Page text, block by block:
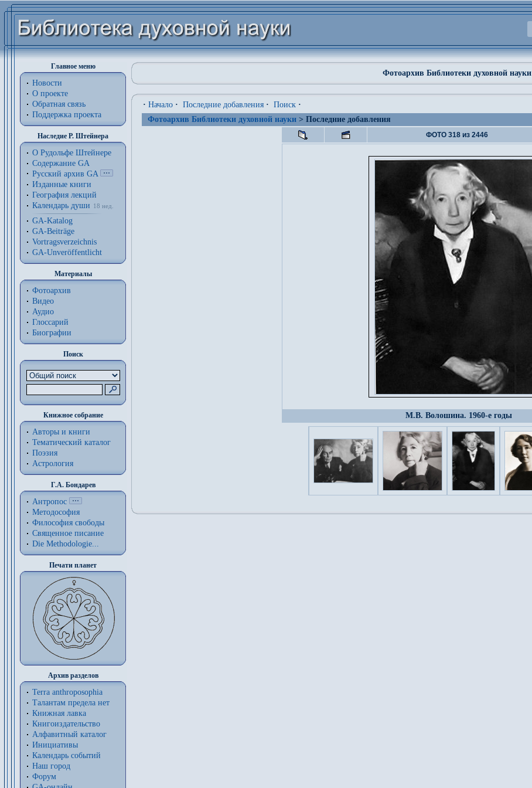
Главное меню
Новости
О проекте
Обратная связь
Поддержка проекта
Наследие Р. Штейнера
О Рудольфе Штейнере
Содержание GA
Русский архив GA
Изданные книги
География лекций
Календарь души
18 нед.
GA-Katalog
GA-Beiträge
Vortragsverzeichnis
GA-Unveröffentlicht
Материалы
Фотоархив
Видео
Аудио
Глоссарий
Биографии
Поиск
Книжное собрание
Авторы и книги
Тематический каталог
Поэзия
Астрология
Г.А. Бондарев
Антропос
Методософия
Философия cвободы
Священное писание
Die Methodologie...
Печати планет
Архив разделов
Terra anthroposophia
Талантам предела нет
Книжная лавка
Книгоиздательство
Алфавитный каталог
Инициативы
Календарь событий
Наш город
Форум
Фотоархив Библиотеки духовной науки
· Начало · Последние добавления · Поиск ·
Фотоархив Библиотеки духовной науки > Последние добавления
ФОТО 318 из 2446
М.В. Волошина. 1960-е годы